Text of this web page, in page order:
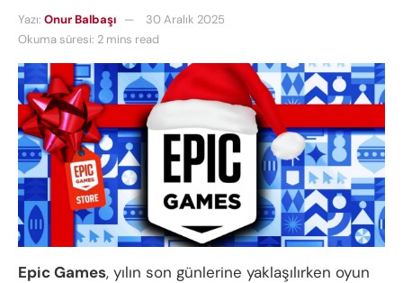
Yazı: Onur Balbaşı
30 Aralık 2025
Okuma süresi: 2 mins read
Epic Games, yılın son günlerine yaklaşılırken oyun